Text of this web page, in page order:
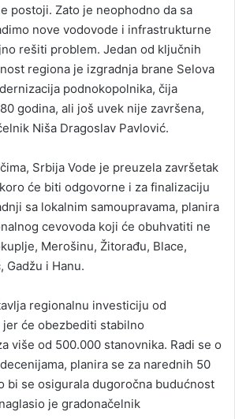
postoji. Zato je neophodno da sa
nove vodovode i infrastrukturne
rešiti problem. Jedan od ključnih
regiona je izgradnja brane Selova
podnokopolnika, čija
godina, ali još uvek nije završena,
Niša Dragoslav Pavlović.
Srbija Vode je preuzela završetak
će biti odgovorne i za finalizaciju
sa lokalnim samoupravama, planira
cevovoda koji će obuhvatiti ne
Merošinu, Žitorađu, Blace,
Gadžu i Hanu.
regionalnu investiciju od
će obezbediti stabilno
više od 500.000 stanovnika. Radi se o
planira se za narednih 50
bi se osigurala dugoročna budućnost
je gradonačelnik